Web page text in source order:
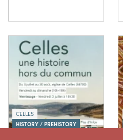
CELLES
HISTORY / PREHISTORY